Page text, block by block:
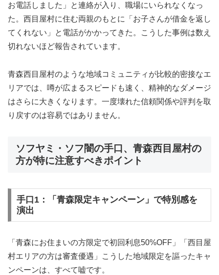
お電話しました」と連絡が入り、職場にいられなくなっ
た。西目屋村に住む両親のもとに「お子さんが借金を返し
てくれない」と電話がかかってきた。こうした事例は数え
切れないほど報告されています。
青森西目屋村のような地域コミュニティが比較的密接なエ
リアでは、噂が広まるスピードも速く、精神的なダメージ
はさらに大きくなります。一度壊れた信頼関係や評判を取
り戻すのは容易ではありません。
ソフヤミ・ソフ闇の手口、青森西目屋村の
方が特に注意すべきポイント
手口1：「青森限定キャンペーン」で特別感を
演出
「青森にお住まいの方限定で初回利息50%OFF」「西目屋
村エリアの方は審査優遇」こうした地域限定を謳ったキャ
ンペーンは、すべて嘘です。